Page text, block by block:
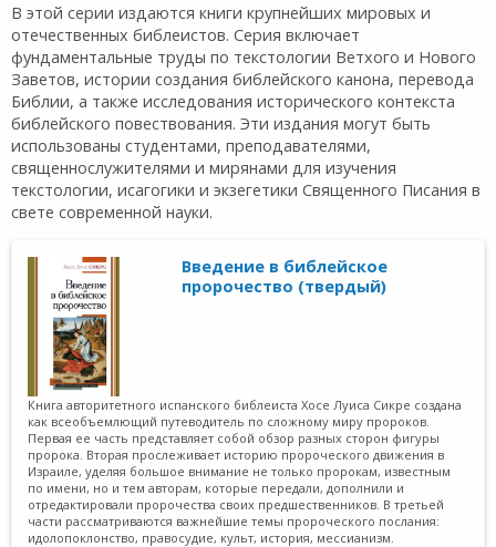
В этой серии издаются книги крупнейших мировых и
отечественных библеистов. Серия включает
фундаментальные труды по текстологии Ветхого и Нового
Заветов, истории создания библейского канона, перевода
Библии, а также исследования исторического контекста
библейского повествования. Эти издания могут быть
использованы студентами, преподавателями,
священнослужителями и мирянами для изучения
текстологии, исагогики и экзегетики Священного Писания в
свете современной науки.
Введение в библейское
пророчество (твердый)
Книга авторитетного испанского библеиста Хосе Луиса Сикре создана
как всеобъемлющий путеводитель по сложному миру пророков.
Первая ее часть представляет собой обзор разных сторон фигуры
пророка. Вторая прослеживает историю пророческого движения в
Израиле, уделяя большое внимание не только пророкам, известным
по имени, но и тем авторам, которые передали, дополнили и
отредактировали пророчества своих предшественников. В третьей
части рассматриваются важнейшие темы пророческого послания:
идолопоклонство, правосудие, культ, история, мессианизм.